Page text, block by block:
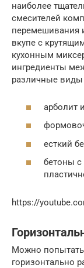
наиболее
смесителей
перемешивания
вкупе с
кухонным
ингредиенты
различные виды
арболит
есткий
бетоны
https://
Можно
горизонтально